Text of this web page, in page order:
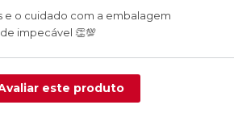
e o cuidado com a embalagem
impecável 👏💯
este produto